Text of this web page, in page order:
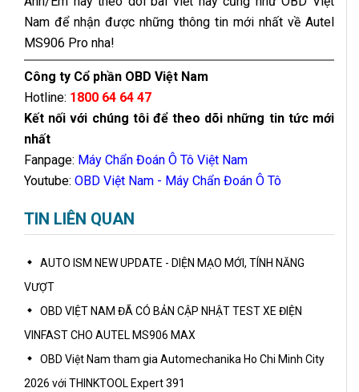
Nam để nhận được những thông tin mới nhất về Autel
MS906 Pro nha!
Công ty Cổ phần OBD Việt Nam
Hotline: 1800 64 64 47
Kết nối với chúng tôi để theo dõi những tin tức mới
nhất
Fanpage: Máy Chẩn Đoán Ô Tô Việt Nam
Youtube: OBD Việt Nam - Máy Chẩn Đoán Ô Tô
TIN LIÊN QUAN
AUTO ISM NEW UPDATE - DIỆN MẠO MỚI, TÍNH NĂNG
VƯỢT
OBD VIỆT NAM ĐÃ CÓ BẢN CẬP NHẬT TEST XE ĐIỆN
VINFAST CHO AUTEL MS906 MAX
OBD Việt Nam tham gia Automechanika Ho Chi Minh City
2026 với THINKTOOL Expert 391